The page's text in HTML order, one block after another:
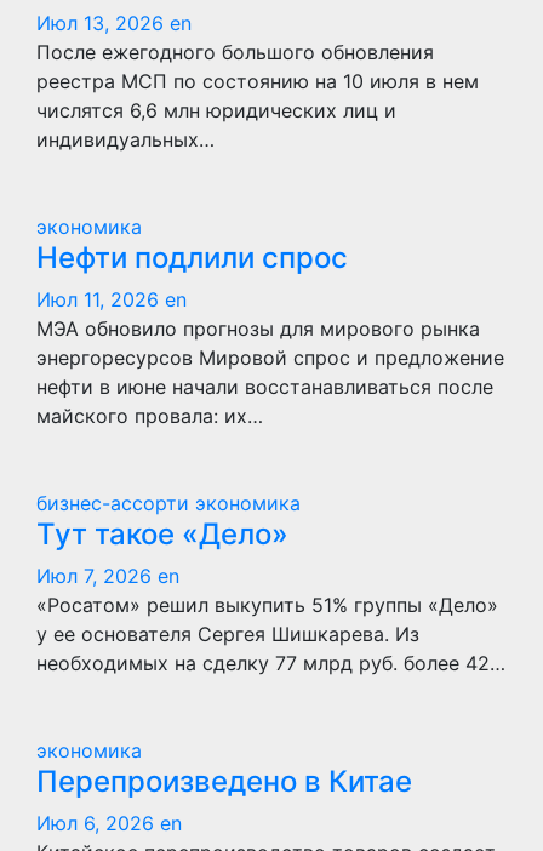
Июл 13, 2026 en
После ежегодного большого обновления
реестра МСП по состоянию на 10 июля в нем
числятся 6,6 млн юридических лиц и
индивидуальных…
экономика
Нефти подлили спрос
Июл 11, 2026 en
МЭА обновило прогнозы для мирового рынка
энергоресурсов Мировой спрос и предложение
нефти в июне начали восстанавливаться после
майского провала: их…
бизнес-ассорти экономика
Тут такое «Дело»
Июл 7, 2026 en
«Росатом» решил выкупить 51% группы «Дело»
у ее основателя Сергея Шишкарева. Из
необходимых на сделку 77 млрд руб. более 42…
экономика
Перепроизведено в Китае
Июл 6, 2026 en